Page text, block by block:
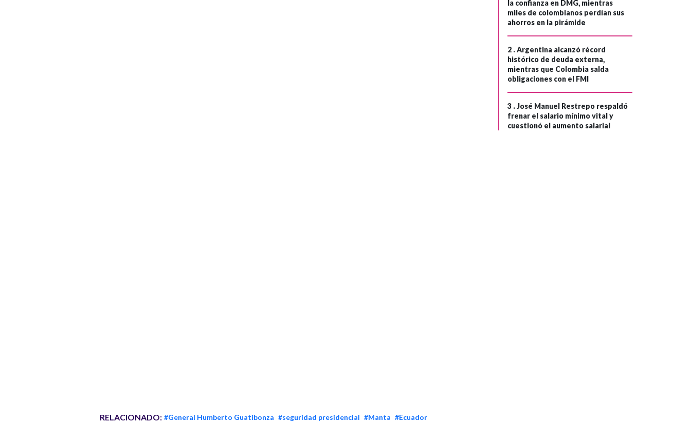
RELACIONADO: #General Humberto Guatibonza #seguridad presidencial #Manta #Ecuador
la confianza en DMG, mientras
miles de colombianos perdían sus
ahorros en la pirámide
2 .Argentina alcanzó récord
histórico de deuda externa,
mientras que Colombia salda
obligaciones con el FMI
3 .José Manuel Restrepo respaldó
frenar el salario mínimo vital y
cuestionó el aumento salarial